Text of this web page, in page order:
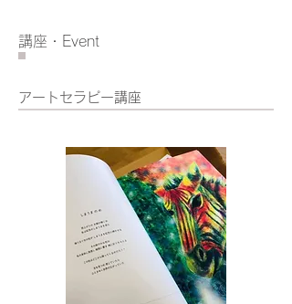
講座・Event
アートセラピー講座